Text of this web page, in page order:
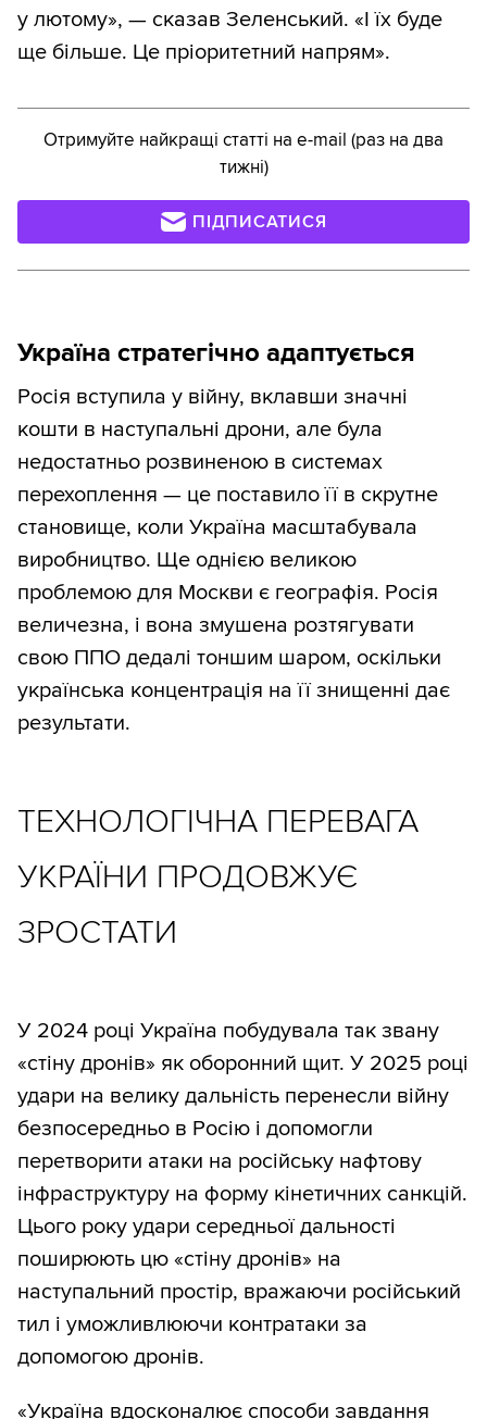
у лютому», — сказав Зеленський. «І їх буде
ще більше. Це пріоритетний напрям».
Отримуйте найкращі статті на e-mail (раз на два
тижні)
ПІДПИСАТИСЯ
Україна стратегічно адаптується
Росія вступила у війну, вклавши значні
кошти в наступальні дрони, але була
недостатньо розвиненою в системах
перехоплення — це поставило її в скрутне
становище, коли Україна масштабувала
виробництво. Ще однією великою
проблемою для Москви є географія. Росія
величезна, і вона змушена розтягувати
свою ППО дедалі тоншим шаром, оскільки
українська концентрація на її знищенні дає
результати.
ТЕХНОЛОГІЧНА ПЕРЕВАГА
УКРАЇНИ ПРОДОВЖУЄ
ЗРОСТАТИ
У 2024 році Україна побудувала так звану
«стіну дронів» як оборонний щит. У 2025 році
удари на велику дальність перенесли війну
безпосередньо в Росію і допомогли
перетворити атаки на російську нафтову
інфраструктуру на форму кінетичних санкцій.
Цього року удари середньої дальності
поширюють цю «стіну дронів» на
наступальний простір, вражаючи російський
тил і уможливлюючи контратаки за
допомогою дронів.
«Україна вдосконалює способи завдання